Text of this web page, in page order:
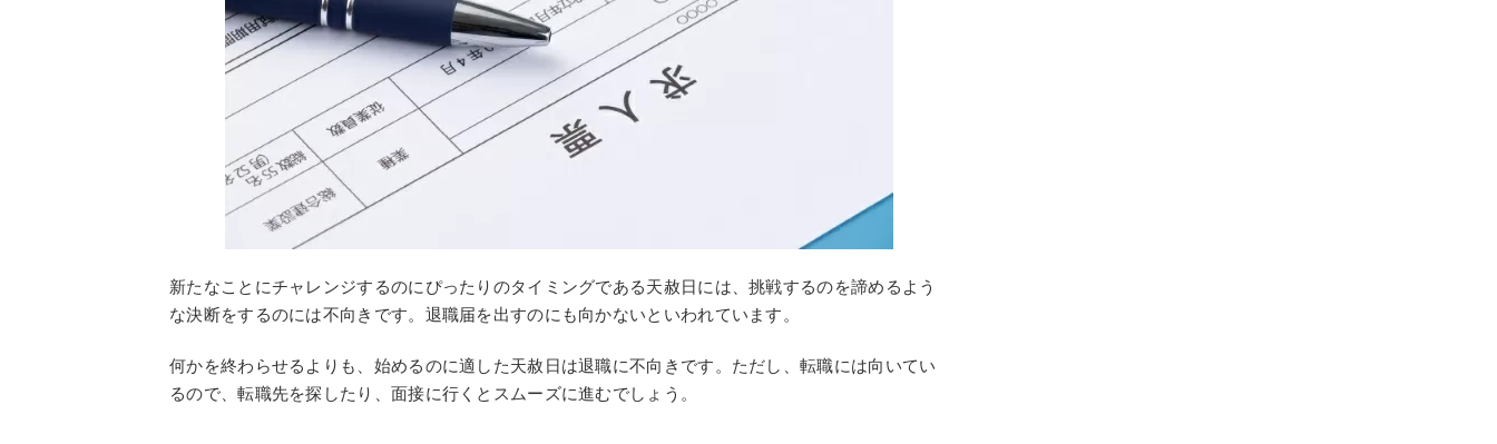
新たなことにチャレンジするのにぴったりのタイミングである天赦日には、挑戦するのを諦めるよう
な決断をするのには不向きです。退職届を出すのにも向かないといわれています。
何かを終わらせるよりも、始めるのに適した天赦日は退職に不向きです。ただし、転職には向いてい
るので、転職先を探したり、面接に行くとスムーズに進むでしょう。